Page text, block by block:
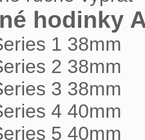
hodinky
1 38mm
2 38mm
3 38mm
4 40mm
5 40mm